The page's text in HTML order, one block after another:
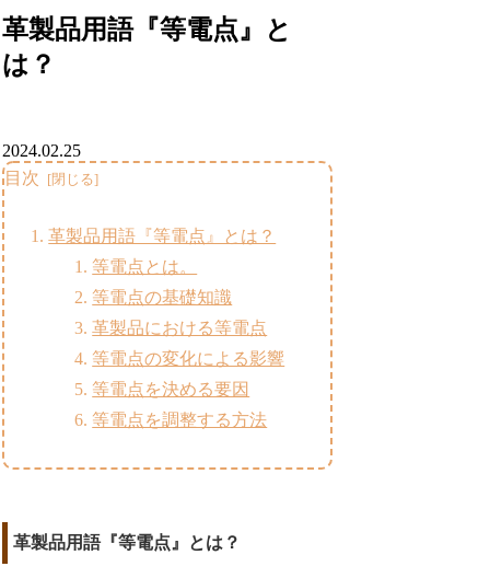
革製品用語『等電点』と
は？
2024.02.25
目次
革製品用語『等電点』とは？
等電点とは。
等電点の基礎知識
革製品における等電点
等電点の変化による影響
等電点を決める要因
等電点を調整する方法
革製品用語『等電点』とは？